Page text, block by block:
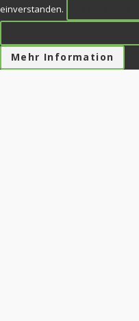
einverstanden.
Mehr Information